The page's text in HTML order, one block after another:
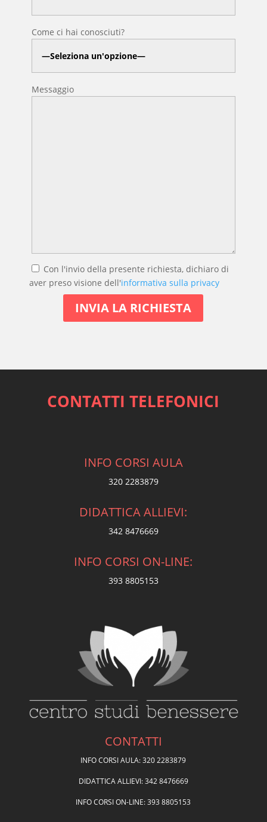
Come ci hai conosciuti?
Messaggio
Con l'invio della presente richiesta, dichiaro di
aver preso visione dell'informativa sulla privacy
CONTATTI TELEFONICI
INFO CORSI AULA
320 2283879
DIDATTICA ALLIEVI:
342 8476669
INFO CORSI ON-LINE:
393 8805153
CONTATTI
INFO CORSI AULA: 320 2283879
DIDATTICA ALLIEVI: 342 8476669
INFO CORSI ON-LINE: 393 8805153